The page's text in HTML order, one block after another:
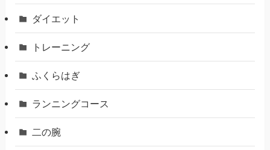
ダイエット
トレーニング
ふくらはぎ
ランニングコース
二の腕